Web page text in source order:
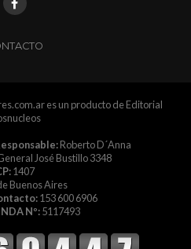
es un producto de Editorial
Roberto D´Anna
José Bustillo 3348
1407
Buenos Aires
153 600 6906
Nº:5117493